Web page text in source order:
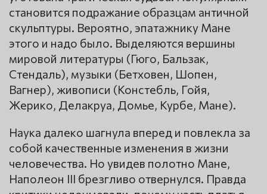
становится подражание образцам античной
скульптуры. Вероятно, эпатажнику Мане
этого и надо было. Выделяются вершины
мировой литературы (Гюго, Бальзак,
Стендаль), музыки (Бетховен, Шопен,
Вагнер), живописи (Констебль, Гойя,
Жерико, Делакруа, Домье, Курбе, Мане).
Наука далеко шагнула вперед и повлекла за
собой качественные изменения в жизни
человечества. Но увидев полотно Мане,
Наполеон III брезгливо отвернулся. Правда